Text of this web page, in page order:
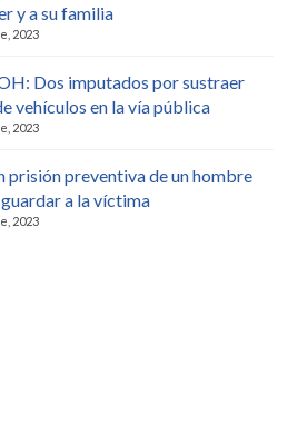
y a su familia
2023
Dos imputados por sustraer
vehículos en la vía pública
2023
prisión preventiva de un hombre
a la víctima
2023